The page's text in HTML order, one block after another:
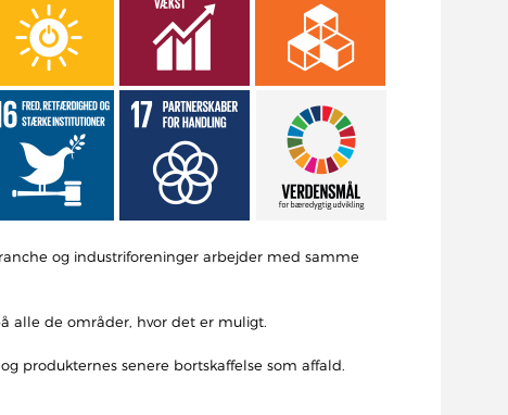
og industriforeninger arbejder med samme
alle de områder, hvor det er muligt.
produkternes senere bortskaffelse som affald.